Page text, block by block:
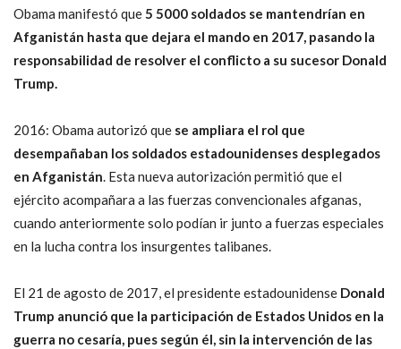
Obama manifestó que5 5000 soldados se mantendrían en
Afganistán hasta que dejara el mando en 2017, pasando la
responsabilidad de resolver el conflicto a su sucesor Donald
Trump.
2016: Obama autorizó que se ampliara el rol que
desempañaban los soldados estadounidenses desplegados
en Afganistán. Esta nueva autorización permitió que el
ejército acompañara a las fuerzas convencionales afganas,
cuando anteriormente solo podían ir junto a fuerzas especiales
en la lucha contra los insurgentes talibanes.
El 21 de agosto de 2017, el presidente estadounidense Donald
Trump anunció que la participación de Estados Unidos en la
guerra no cesaría, pues según él, sin la intervención de las